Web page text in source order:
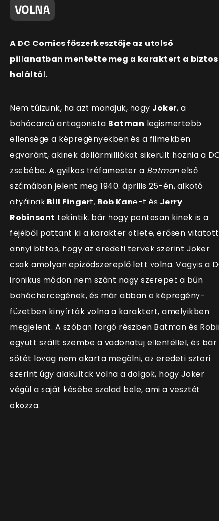
VOLNA
A DC Comics főszerkesztője az utolsó
pillanatban mentette meg a karaktert a biztos
haláltól.
Nem túlzunk, ha azt mondjuk, hogy Joker, a
bohócarcú antagonista Batman legismertebb
ellensége a képregényekben és a filmekben
egyaránt, akinek dollármilliókat sikerült hoznia a
zsebébe. A gyilkos tréfamester a Batmanelső
számában jelent meg 1940. április 25-én, alkotó
atyáinak Bill Fingert, Bob Kane-t és Jerry
Robinsont tekintik, bár hogy pontosan kinek is a
fejéből pattant ki a karakter ötlete, erősen
annyi biztos, hogy az eredeti tervek szerint Joker
csak amolyan epizódszereplő lett volna. Vagyis a
ironikus módon nem szánt nagy szerepet a bűn
bohóchercegének, és már abban a képregény-
füzetben kinyírták volna a karaktert, amelyikben
megjelent. A szóban forgó részben Batman és
együtt szállt szembe a vadonatúj ellenféllel, és bár
sötét lovag nem akarta megölni, az eredeti sztori
szerint úgy alakultak volna a dolgok, hogy Joker
végül a saját késébe szalad bele, ami a vesztét
okozza.